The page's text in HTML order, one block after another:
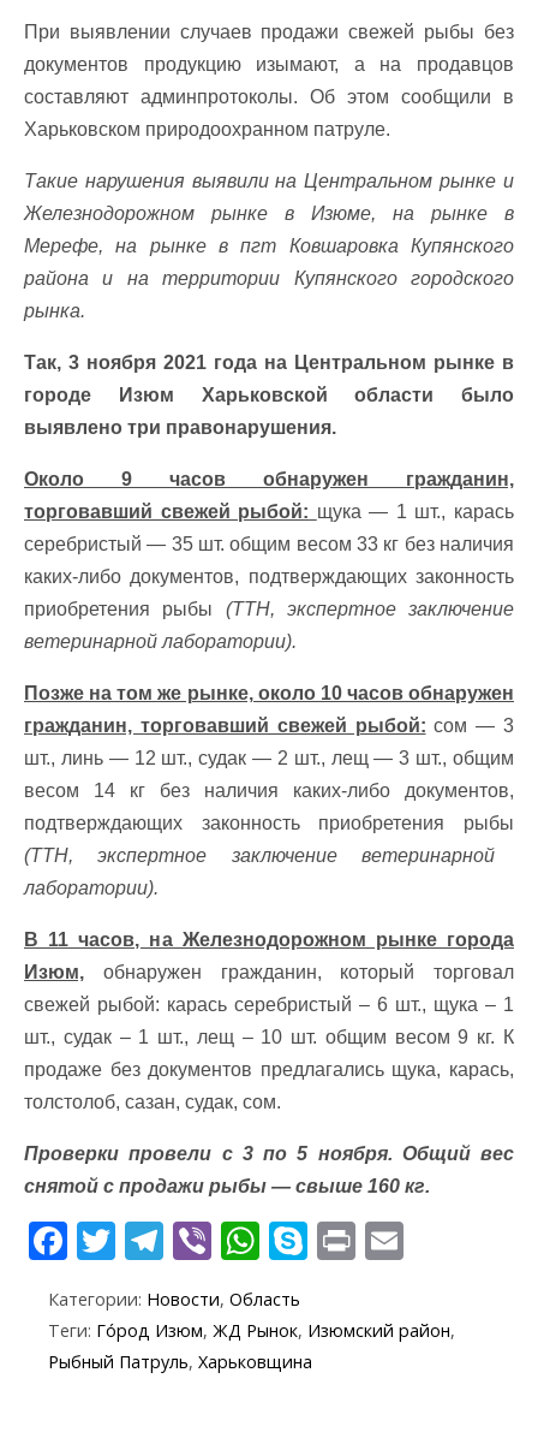
При выявлении случаев продажи свежей рыбы без
документов продукцию изымают, а на продавцов
составляют админпротоколы. Об этом сообщили в
Харьковском природоохранном патруле.
Такие нарушения выявили на Центральном рынке и
Железнодорожном рынке в Изюме, на рынке в
Мерефе, на рынке в пгт Ковшаровка Купянского
района и на территории Купянского городского
рынка.
Так, 3 ноября 2021 года на Центральном рынке в
городе Изюм Харьковской области было
выявлено три правонарушения.
Около 9 часов обнаружен гражданин,
торговавший свежей рыбой: щука — 1 шт., карась
серебристый — 35 шт. общим весом 33 кг без наличия
каких-либо документов, подтверждающих законность
приобретения рыбы (ТТН, экспертное заключение
ветеринарной лаборатории).
Позже на том же рынке, около 10 часов обнаружен
гражданин, торговавший свежей рыбой: сом — 3
шт., линь — 12 шт., судак — 2 шт., лещ — 3 шт., общим
весом 14 кг без наличия каких-либо документов,
подтверждающих законность приобретения рыбы
(ТТН, экспертное заключение ветеринарной
лаборатории).
В 11 часов, на Железнодорожном рынке города
Изюм, обнаружен гражданин, который торговал
свежей рыбой: карась серебристый – 6 шт., щука – 1
шт., судак – 1 шт., лещ – 10 шт. общим весом 9 кг. К
продаже без документов предлагались щука, карась,
толстолоб, сазан, судак, сом.
Проверки провели с 3 по 5 ноября. Общий вес
снятой с продажи рыбы — свыше 160 кг.
F
e
b
T
itt
er
T
e
gr
Vi
er
W
at
s
S
y
p
Pr
t ai
Категории: Новости, Область
Теги: Го́род Изюм, ЖД Рынок, Изюмский район,
Рыбный Патруль, Харьковщина